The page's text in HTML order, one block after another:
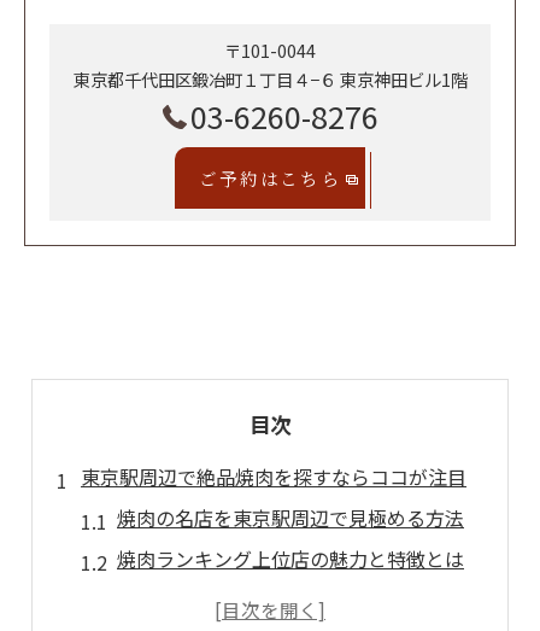
〒101-0044
東京都千代田区鍛冶町１丁目４−６ 東京神田ビル1階
03-6260-8276
ご予約はこちら
目次
東京駅周辺で絶品焼肉を探すならココが注目
焼肉の名店を東京駅周辺で見極める方法
焼肉ランキング上位店の魅力と特徴とは
東京駅で味わう焼肉の高級体験と満足感